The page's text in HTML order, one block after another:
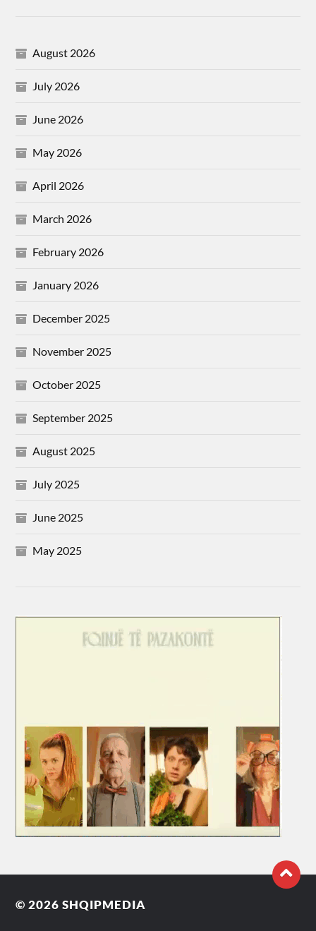
August 2026
July 2026
June 2026
May 2026
April 2026
March 2026
February 2026
January 2026
December 2025
November 2025
October 2025
September 2025
August 2025
July 2025
June 2025
May 2025
© 2026SHQIPMEDIA